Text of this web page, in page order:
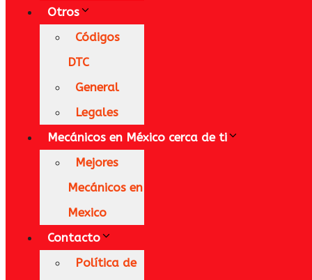
Otros
Códigos
DTC
General
Legales
Mecánicos en México​ cerca de ti
Mejores
Mecánicos en
Mexico
Contacto
Política de